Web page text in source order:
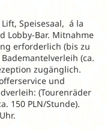
Speisesaal, á la
Lobby-Bar. Mitnahme
erforderlich (bis zu
Bademantelverleih (ca.
zugänglich.
und
(Tourenräder
150 PLN/Stunde).